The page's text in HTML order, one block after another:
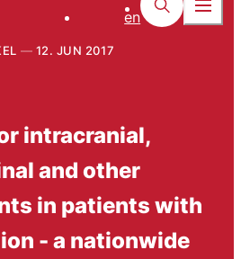
en
12. JUN 2017
intracranial,
and other
in patients with
- a nationwide